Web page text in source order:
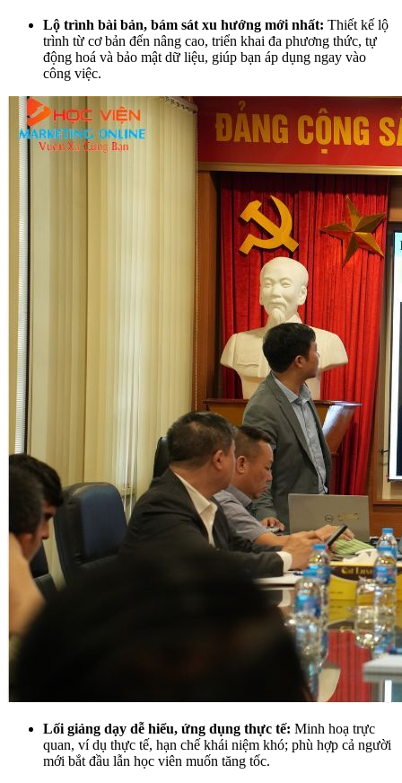
Lộ trình bài bản, bám sát xu hướng mới nhất: Thiết kế lộ
trình từ cơ bản đến nâng cao, triển khai đa phương thức, tự
động hoá và bảo mật dữ liệu, giúp bạn áp dụng ngay vào
công việc.
Lối giảng dạy dễ hiểu, ứng dụng thực tế: Minh hoạ trực
quan, ví dụ thực tế, hạn chế khái niệm khó; phù hợp cả người
mới bắt đầu lẫn học viên muốn tăng tốc.